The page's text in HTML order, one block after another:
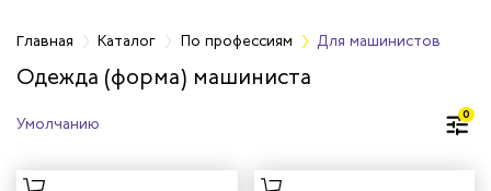
Главная Каталог По профессиям Для машинистов
Одежда (форма) машиниста
0